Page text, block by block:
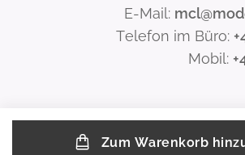
Zum Warenkorb
E-Mail:
Telefon im Büro:
Mobil: